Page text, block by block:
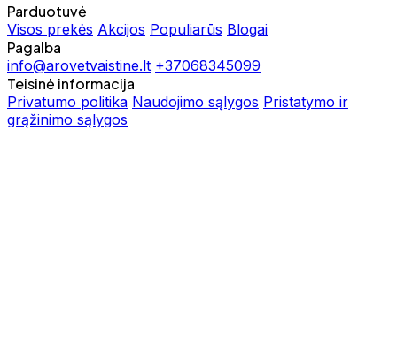
Parduotuvė
Visos prekės Akcijos Populiarūs Blogai
Pagalba
info@arovetvaistine.lt +37068345099
Teisinė informacija
Privatumo politika Naudojimo sąlygos Pristatymo ir
grąžinimo sąlygos